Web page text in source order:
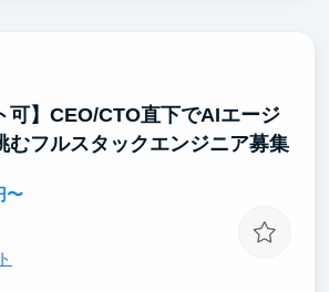
活用は前提、あなたの力で会社の成
盤、Coding Agent前提の開発体制を
くことを期待します。
日本を代表する大手企業が中心。起業
Salesから全てのフェーズに関与可
可】CEO/CTO直下でAIエージ
むフルスタックエンジニア募集
〜